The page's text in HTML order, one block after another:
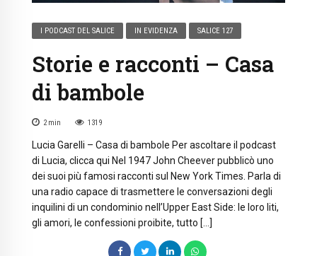
I PODCAST DEL SALICE IN EVIDENZA SALICE 127
Storie e racconti – Casa
di bambole
2 min 1319
Lucia Garelli – Casa di bambole Per ascoltare il podcast
di Lucia, clicca qui Nel 1947 John Cheever pubblicò uno
dei suoi più famosi racconti sul New York Times. Parla di
una radio capace di trasmettere le conversazioni degli
inquilini di un condominio nell’Upper East Side: le loro liti,
gli amori, le confessioni proibite, tutto […]